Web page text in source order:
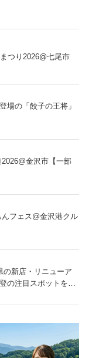
つり2026@七尾市
場の「餃子の王将」
2026@金沢市【一部
んフェス@金沢港クル
の新店・リニューア
の注目スポットをチ